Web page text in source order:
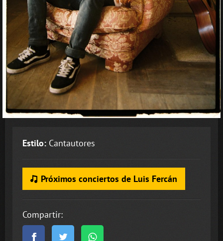
Estilo: Cantautores
Próximos conciertos de Luis Fercán
Compartir: